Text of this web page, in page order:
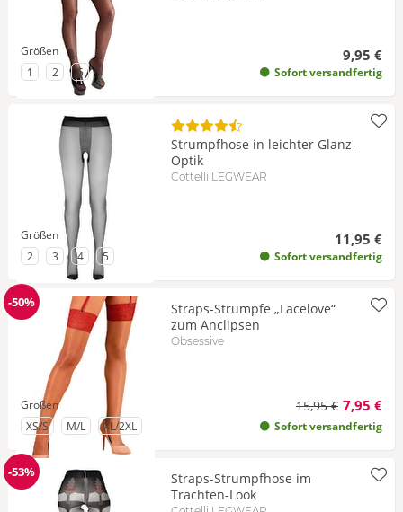
9,95 €
Sofort versandfertig
Größen
zu Größe
1 zu Größe
2 zu Größe
5
Strumpfhose in leichter Glanz-
Optik
Cottelli LEGWEAR
11,95 €
Sofort versandfertig
Größen
zu Größe
2 zu Größe
3 zu Größe
4 zu Größe
5
Reduzierung
-50%
Straps-Strümpfe „Lacelove“
zum Anclipsen
Obsessive
15,95 € 7,95 €
Sofort versandfertig
Größen
zu Größe
XS/S zu Größe
M/L zu Größe
XL/2XL
Reduzierung
-53%
Straps-Strumpfhose im
Trachten-Look